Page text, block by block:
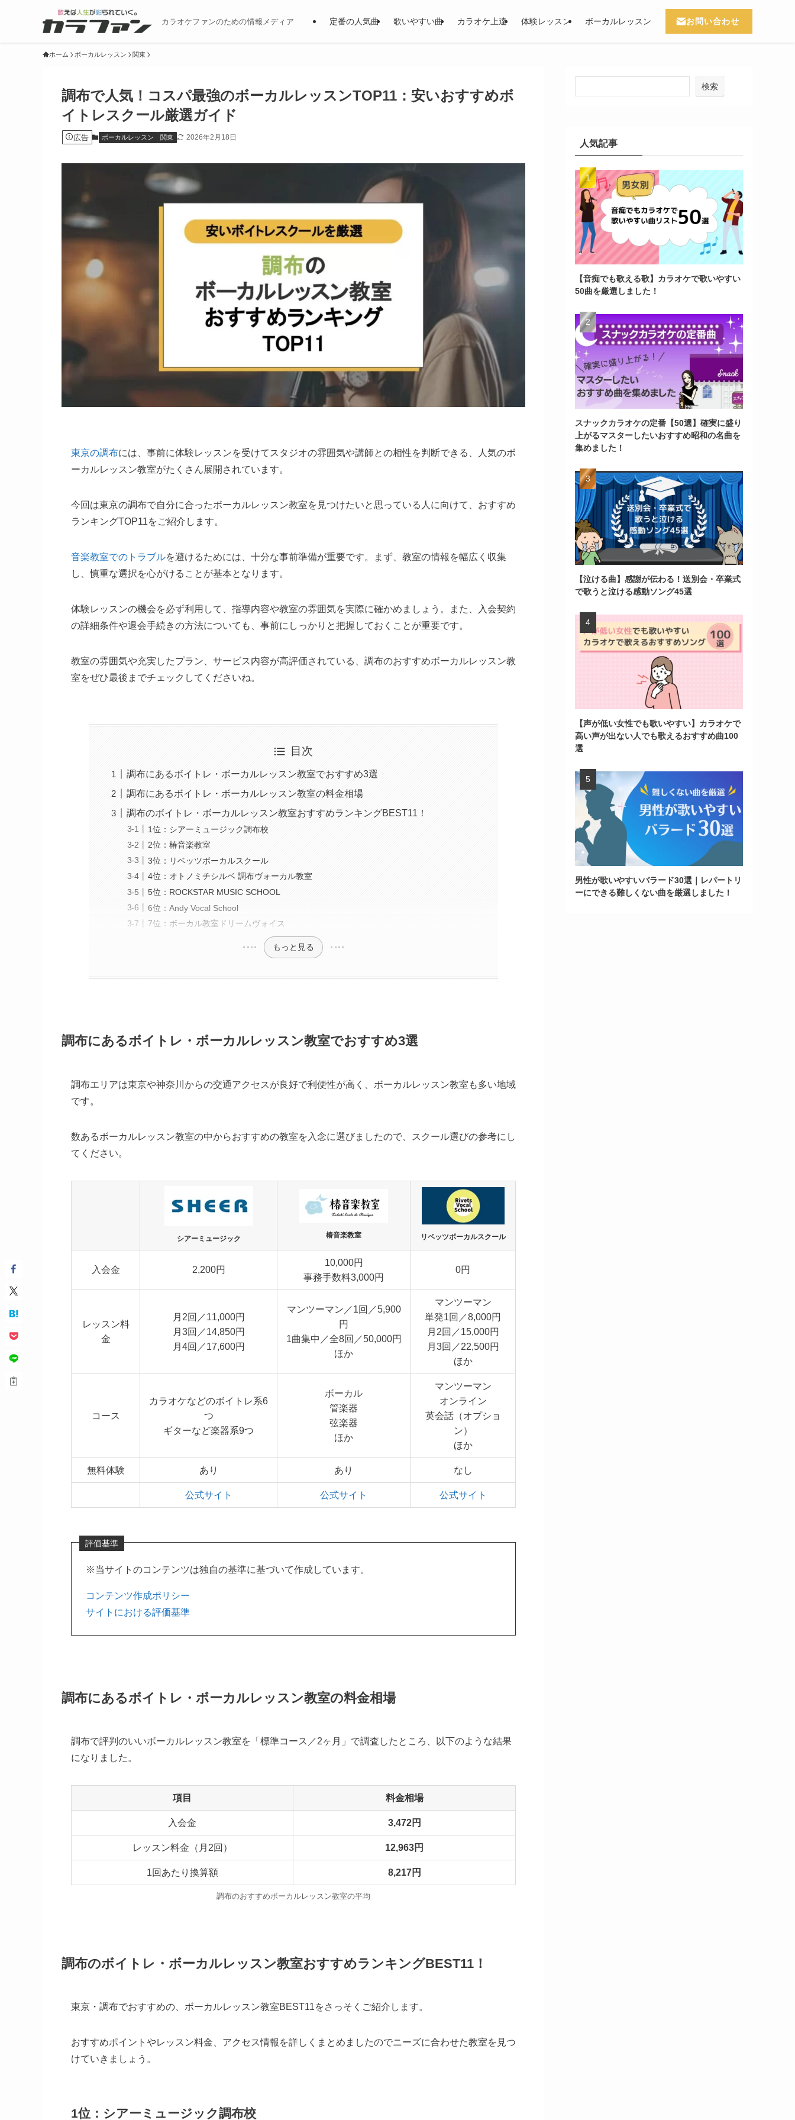
カラオケファンのための情報メディア 定番の人気曲 歌いやすい曲 カラオケ上達 体験レッスン ボーカルレッスン お問い合わせ
ホーム ボーカルレッスン 関東
調布で人気！コスパ最強のボーカルレッスンTOP11：安いおすすめボ
イトレスクール厳選ガイド
広告 ボーカルレッスン 関東 2026年2月18日
東京の調布には、事前に体験レッスンを受けてスタジオの雰囲気や講師との相性を判断できる、人気のボ
ーカルレッスン教室がたくさん展開されています。
今回は東京の調布で自分に合ったボーカルレッスン教室を見つけたいと思っている人に向けて、おすすめ
ランキングTOP11をご紹介します。
音楽教室でのトラブルを避けるためには、十分な事前準備が重要です。まず、教室の情報を幅広く収集
し、慎重な選択を心がけることが基本となります。
体験レッスンの機会を必ず利用して、指導内容や教室の雰囲気を実際に確かめましょう。また、入会契約
の詳細条件や退会手続きの方法についても、事前にしっかりと把握しておくことが重要です。
教室の雰囲気や充実したプラン、サービス内容が高評価されている、調布のおすすめボーカルレッスン教
室をぜひ最後までチェックしてくださいね。
目次
調布にあるボイトレ・ボーカルレッスン教室でおすすめ3選
調布にあるボイトレ・ボーカルレッスン教室の料金相場
調布のボイトレ・ボーカルレッスン教室おすすめランキングBEST11！
1位：シアーミュージック調布校
2位：椿音楽教室
3位：リベッツボーカルスクール
4位：オトノミチシルベ 調布ヴォーカル教室
5位：ROCKSTAR MUSIC SCHOOL
6位：Andy Vocal School
7位：ボーカル教室ドリームヴォイス
もっと見る
調布にあるボイトレ・ボーカルレッスン教室でおすすめ3選
調布エリアは東京や神奈川からの交通アクセスが良好で利便性が高く、ボーカルレッスン教室も多い地域
です。
数あるボーカルレッスン教室の中からおすすめの教室を入念に選びましたので、スクール選びの参考にし
てください。
シアーミュージック 椿音楽教室 リベッツボーカルスクール
入会金 2,200円
10,000円
事務手数料3,000円
0円
レッスン料
金
月2回／11,000円
月3回／14,850円
月4回／17,600円
マンツーマン／1回／5,900
円
1曲集中／全8回／50,000円
ほか
マンツーマン
単発1回／8,000円
月2回／15,000円
月3回／22,500円
ほか
コース
カラオケなどのボイトレ系6
つ
ギターなど楽器系9つ
ボーカル
管楽器
弦楽器
ほか
マンツーマン
オンライン
英会話（オプショ
ン）
ほか
無料体験 あり あり なし
公式サイト 公式サイト 公式サイト
評価基準
※当サイトのコンテンツは独自の基準に基づいて作成しています。
コンテンツ作成ポリシー
サイトにおける評価基準
調布にあるボイトレ・ボーカルレッスン教室の料金相場
調布で評判のいいボーカルレッスン教室を「標準コース／2ヶ月」で調査したところ、以下のような結果
になりました。
項目 料金相場
入会金 3,472円
レッスン料金（月2回） 12,963円
1回あたり換算額 8,217円
調布のおすすめボーカルレッスン教室の平均
調布のボイトレ・ボーカルレッスン教室おすすめランキングBEST11！
東京・調布でおすすめの、ボーカルレッスン教室BEST11をさっそくご紹介します。
おすすめポイントやレッスン料金、アクセス情報を詳しくまとめましたのでニーズに合わせた教室を見つ
けていきましょう。
1位：シアーミュージック調布校
検索
人気記事
【音痴でも歌える歌】カラオケで歌いやすい
50曲を厳選しました！
スナックカラオケの定番【50選】確実に盛り
上がるマスターしたいおすすめ昭和の名曲を
集めました！
【泣ける曲】感謝が伝わる！送別会・卒業式
で歌うと泣ける感動ソング45選
【声が低い女性でも歌いやすい】カラオケで
高い声が出ない人でも歌えるおすすめ曲100
選
男性が歌いやすいバラード30選｜レパートリ
ーにできる難しくない曲を厳選しました！